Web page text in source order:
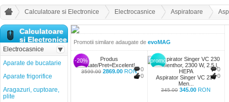
Calculatoare si Electronice Electrocasnice Aspiratoare
Promotii similare adaugate de evoMAG
-20%
0
0
Produs
Calitate/Pret=Excelent!...
3599.00 2869.00 RON
promo
0
0
Aspirator Singer VC 230
Men...
345.00 345.00 RON
Calculatoare
si Electronice
Electrocasnice
Aparate de bucatarie
Aparate frigorifice
Aragazuri, cuptoare,
plite